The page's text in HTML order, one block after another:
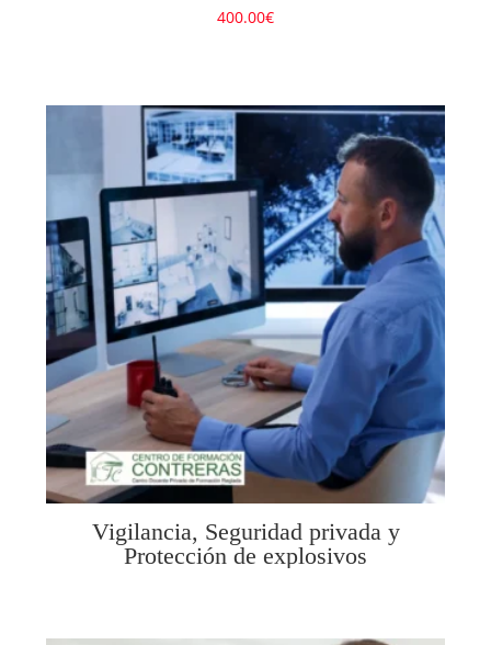
400.00€
Vigilancia, Seguridad privada y
Protección de explosivos